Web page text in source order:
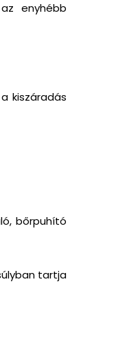
enyhébb
kiszáradás
bőrpuhító
tartja